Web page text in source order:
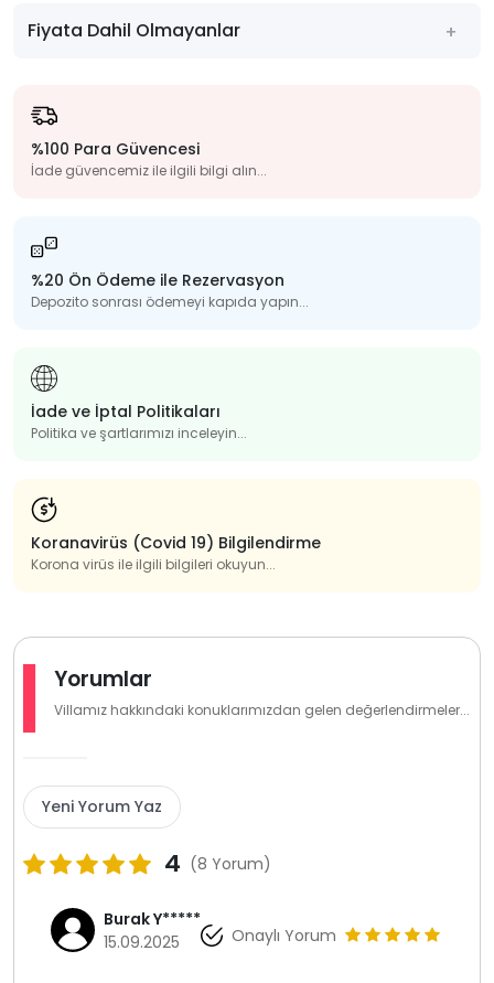
Fiyata Dahil Olmayanlar
%100 Para Güvencesi
İade güvencemiz ile ilgili bilgi alın...
%20 Ön Ödeme ile Rezervasyon
Depozito sonrası ödemeyi kapıda yapın...
İade ve İptal Politikaları
Politika ve şartlarımızı inceleyin...
Koranavirüs (Covid 19) Bilgilendirme
Korona virüs ile ilgili bilgileri okuyun...
Yorumlar
Villamız hakkındaki konuklarımızdan gelen değerlendirmeler...
Yeni Yorum Yaz
4 (8 Yorum)
Burak Y*****
15.09.2025
Onaylı Yorum